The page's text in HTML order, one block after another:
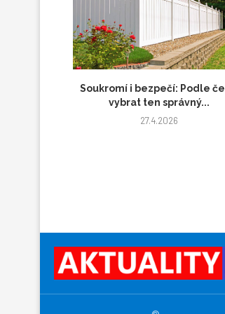
Soukromí i bezpečí: Podle čeho
vybrat ten správný...
27.4.2026